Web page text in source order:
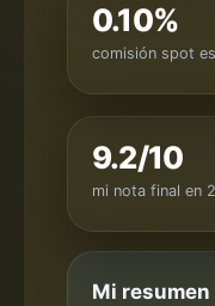
0.10%
comisión spot
9.2/10
mi nota final en
Mi